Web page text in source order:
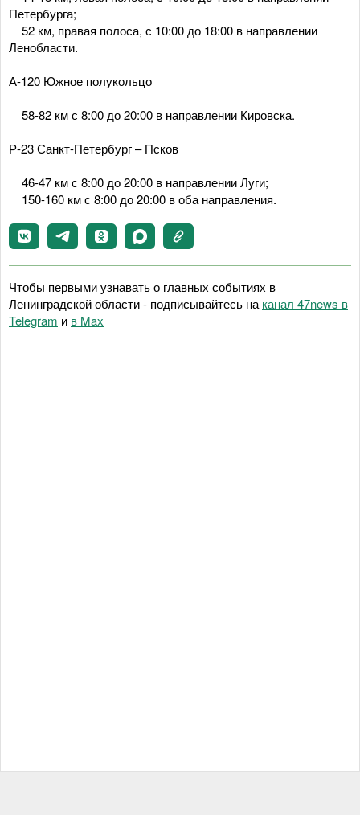
Петербурга;
52 км, правая полоса, с 10:00 до 18:00 в направлении
Ленобласти.
А-120 Южное полукольцо
58-82 км с 8:00 до 20:00 в направлении Кировска.
Р-23 Санкт-Петербург – Псков
46-47 км с 8:00 до 20:00 в направлении Луги;
150-160 км с 8:00 до 20:00 в оба направления.
Чтобы первыми узнавать о главных событиях в
Ленинградской области - подписывайтесь на канал 47news в
Telegram и в Maх